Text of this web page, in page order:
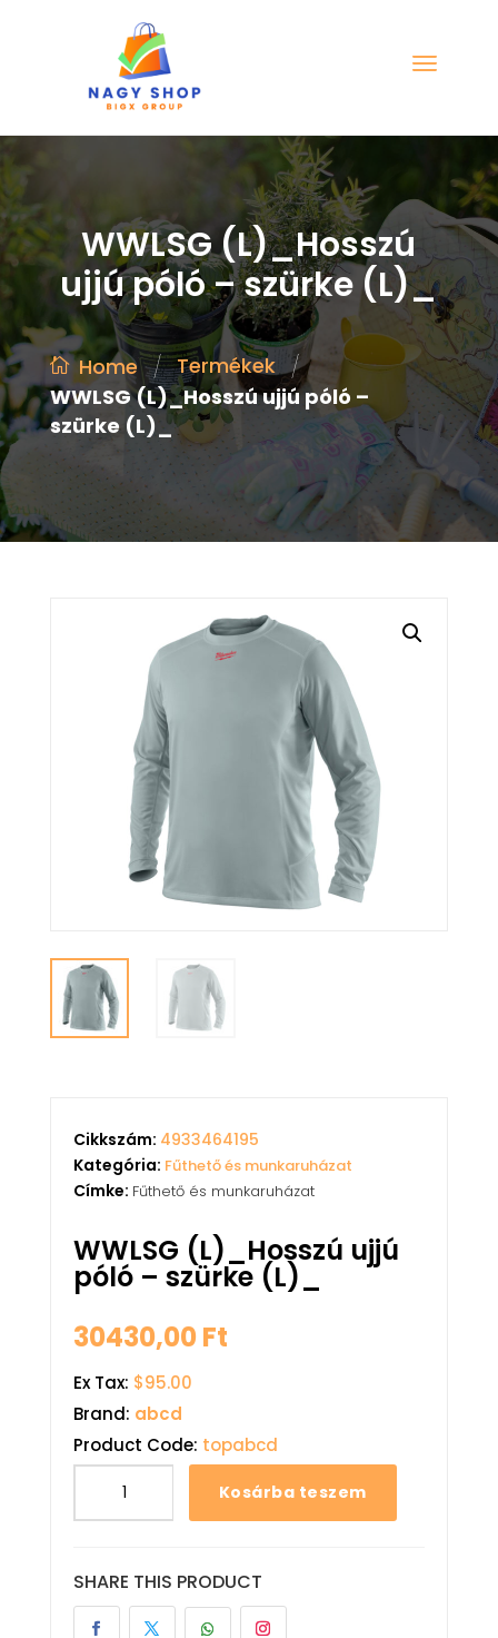
WWLSG (L)_Hosszú
ujjú póló – szürke (L)_
Home / Termékek /
WWLSG (L)_Hosszú ujjú póló –
szürke (L)_
Cikkszám: 4933464195
Kategória: Fűthető és munkaruházat
Címke: Fűthető és munkaruházat
WWLSG (L)_Hosszú ujjú
póló – szürke (L)_
30430,00Ft
Ex Tax: $95.00
Brand: abcd
Product Code: topabcd
Kosárba teszem
SHARE THIS PRODUCT